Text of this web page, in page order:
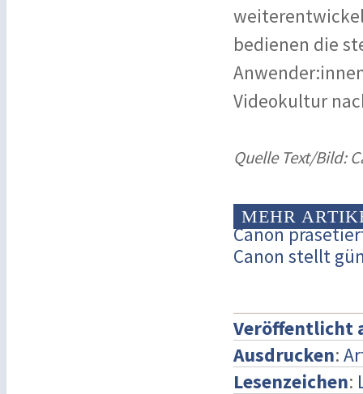
bedienen die
Videokultur
Quelle Text/Bild:
MEHR
Canon
Canon stellt
Veröffentlicht
Ausdrucken:
Lesenzeichen: